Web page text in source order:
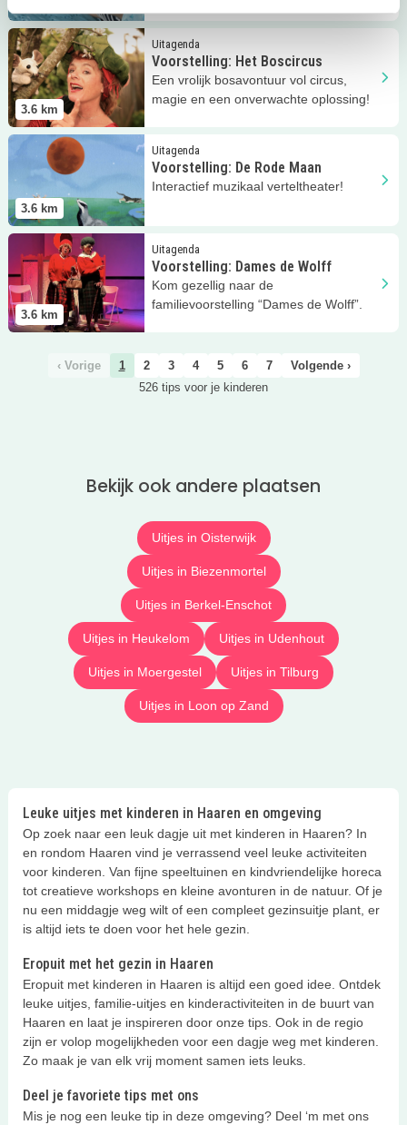
3.6 km
3.6 km
Uitagenda
Voorstelling: Het Boscircus
Een vrolijk bosavontuur vol circus,
magie en een onverwachte oplossing!
Lees meer Voorstelling: Het Boscircus
3.6 km
Uitagenda
Voorstelling: De Rode Maan
Interactief muzikaal verteltheater!
Lees meer Voorstelling: De Rode Maan
3.6 km
Uitagenda
Voorstelling: Dames de Wolff
Kom gezellig naar de
familievoorstelling “Dames de Wolff”.
Lees meer Voorstelling: Dames de Wolff
‹ Vorige 1 2 3 4 5 6 7
Volgende ›
526 tips voor je kinderen
Bekijk ook andere plaatsen
Uitjes in Oisterwijk
Uitjes in Biezenmortel
Uitjes in Berkel-Enschot
Uitjes in Heukelom Uitjes in Udenhout
Uitjes in Moergestel Uitjes in Tilburg
Uitjes in Loon op Zand
Leuke uitjes met kinderen in Haaren en omgeving
Op zoek naar een leuk dagje uit met kinderen in Haaren? In
en rondom Haaren vind je verrassend veel leuke activiteiten
voor kinderen. Van fijne speeltuinen en kindvriendelijke horeca
tot creatieve workshops en kleine avonturen in de natuur. Of je
nu een middagje weg wilt of een compleet gezinsuitje plant, er
is altijd iets te doen voor het hele gezin.
Eropuit met het gezin in Haaren
Eropuit met kinderen in Haaren is altijd een goed idee. Ontdek
leuke uitjes, familie-uitjes en kinderactiviteiten in de buurt van
Haaren en laat je inspireren door onze tips. Ook in de regio
zijn er volop mogelijkheden voor een dagje weg met kinderen.
Zo maak je van elk vrij moment samen iets leuks.
Deel je favoriete tips met ons
Mis je nog een leuke tip in deze omgeving? Deel ‘m met ons